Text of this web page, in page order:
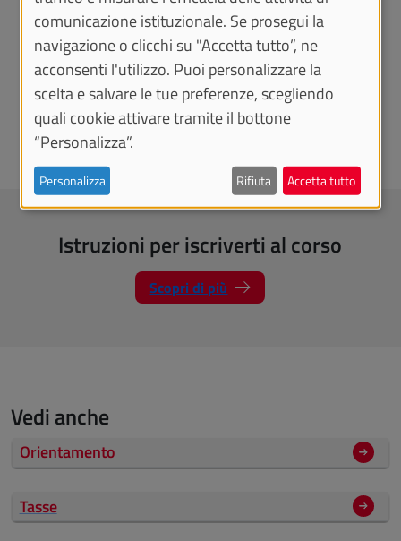
Funzionaria amministrativo
Precedente
Istruzioni per iscriverti al corso
Scopri di più
Vedi anche
Orientamento
Tasse
comunicazione istituzionale. Se prosegui la
navigazione o clicchi su "Accetta tutto”, ne
acconsenti l'utilizzo. Puoi personalizzare la
scelta e salvare le tue preferenze, scegliendo
quali cookie attivare tramite il bottone
“Personalizza”.
Personalizza Rifiuta Accetta tutto